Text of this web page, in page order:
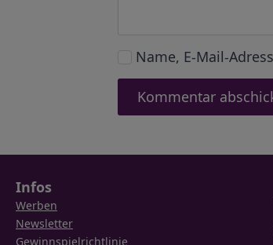
Name, E-Mail-
Infos
Werben
Newsletter
Gewinnspielrichtlinie